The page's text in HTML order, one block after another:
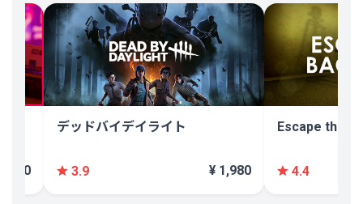
¥ 920
デッドバイデイライト
3.9 ¥ 1,980
Escape the
4.4